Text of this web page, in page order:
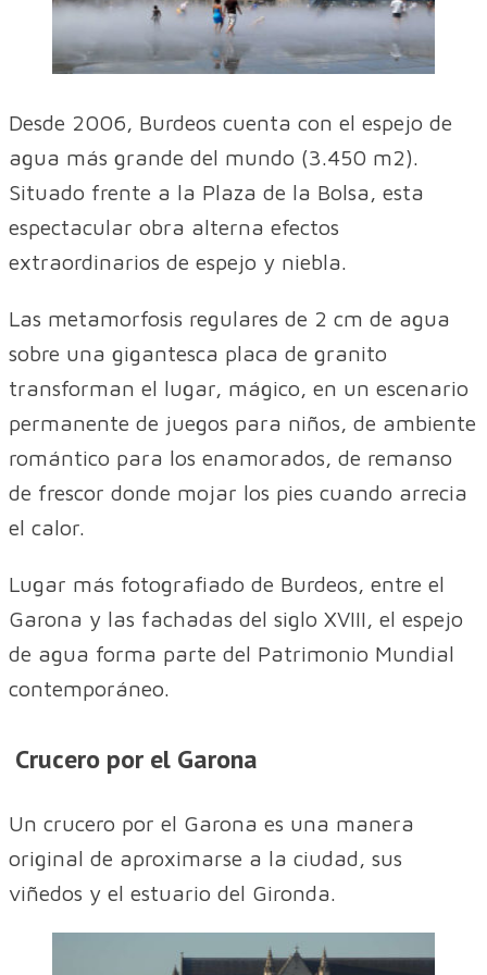
Desde 2006, Burdeos cuenta con el espejo de
agua más grande del mundo (3.450 m2).
Situado frente a la Plaza de la Bolsa, esta
espectacular obra alterna efectos
extraordinarios de espejo y niebla.
Las metamorfosis regulares de 2 cm de agua
sobre una gigantesca placa de granito
transforman el lugar, mágico, en un escenario
permanente de juegos para niños, de ambiente
romántico para los enamorados, de remanso
de frescor donde mojar los pies cuando arrecia
el calor.
Lugar más fotografiado de Burdeos, entre el
Garona y las fachadas del siglo XVIII, el espejo
de agua forma parte del Patrimonio Mundial
contemporáneo.
Crucero por el Garona
Un crucero por el Garona es una manera
original de aproximarse a la ciudad, sus
viñedos y el estuario del Gironda.